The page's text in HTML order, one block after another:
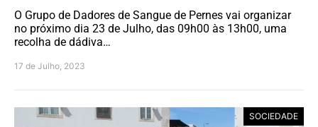
O Grupo de Dadores de Sangue de Pernes vai organizar
no próximo dia 23 de Julho, das 09h00 às 13h00, uma
recolha de dádiva…
17 de Julho, 2023
SOCIEDADE